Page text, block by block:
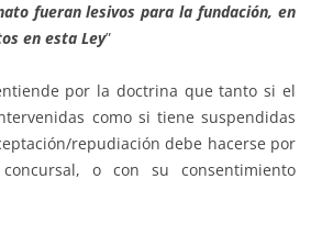
fueran lesivos para la fundación, en
en esta Ley”
por la doctrina que tanto si el
como si tiene suspendidas
repudiación debe hacerse por
o con su consentimiento